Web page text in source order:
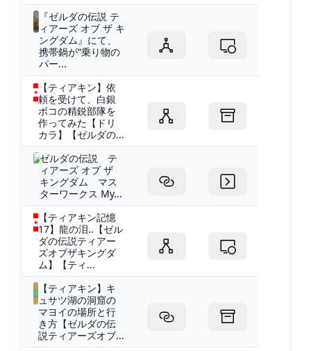
『ゼルダの伝説 テ
ィアーズ オブ ザ キ
ングダム』にて、
携帯鍋が“乗り物の
パー...
【ティアキン】依
頼を受けて、白銀
ボコの精鋭部隊を
作ってみた【ドリ
カラ】【ゼルダの...
ゼルダの伝説 テ
ィアーズ オブ ザ
キングダム マス
ターワークス My...
【ティアキン記憶
17】龍の泪..【ゼル
ダの伝説ティアー
ズオブザキングダ
ム】【ティ...
【ティアキン】キ
ュサツ湖の洞窟の
マヨイの場所と行
き方【ゼルダの伝
説ティアーズオブ...